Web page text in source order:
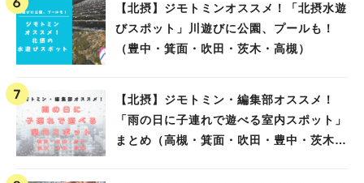
【北摂】ジモトミンオススメ！「北摂水遊
びスポット」川遊びに公園、プールも！
（豊中・箕面・吹田・茨木・高槻）
【北摂】ジモトミン・編集部オススメ！
「雨の日に子連れで遊べる室内スポット」
まとめ（高槻・箕面・吹田・豊中・茨木・